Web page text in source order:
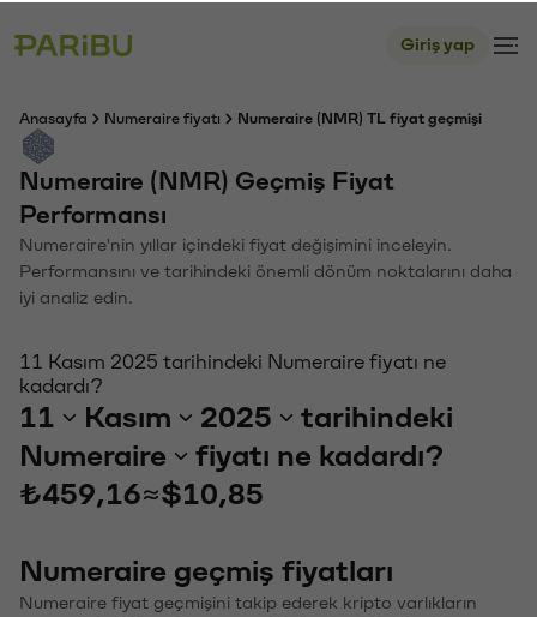
Giriş yap
Anasayfa Numeraire fiyatı Numeraire (NMR) TL fiyat geçmişi
Numeraire (NMR) Geçmiş Fiyat
Performansı
Numeraire'nin yıllar içindeki fiyat değişimini inceleyin.
Performansını ve tarihindeki önemli dönüm noktalarını daha
iyi analiz edin.
11 Kasım 2025 tarihindeki Numeraire fiyatı ne
kadardı?
11 Kasım 2025
tarihindeki
Numeraire
fiyatı ne kadardı?
₺459,16≈$10,85
Numeraire geçmiş fiyatları
Numeraire fiyat geçmişini takip ederek kripto varlıkların